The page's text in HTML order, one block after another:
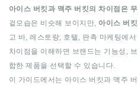
아이스 버킷과 맥주 버킷의 차이점은
겉모습은 비슷해 보이지만, 아이스 버
고 바, 레스토랑, 호텔, 판촉 마케팅에
차이점을 이해하면 브랜드는 기능성,
합한 제품을 선택할 수 있습니다.
이 가이드에서는 아이스 버킷과 맥주 버